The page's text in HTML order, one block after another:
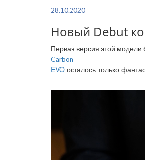
28.10.2020
Новый Debut
Первая версия этой модели
Carbon
EVO осталось только